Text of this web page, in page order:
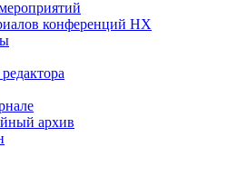
конференций НХ
архив